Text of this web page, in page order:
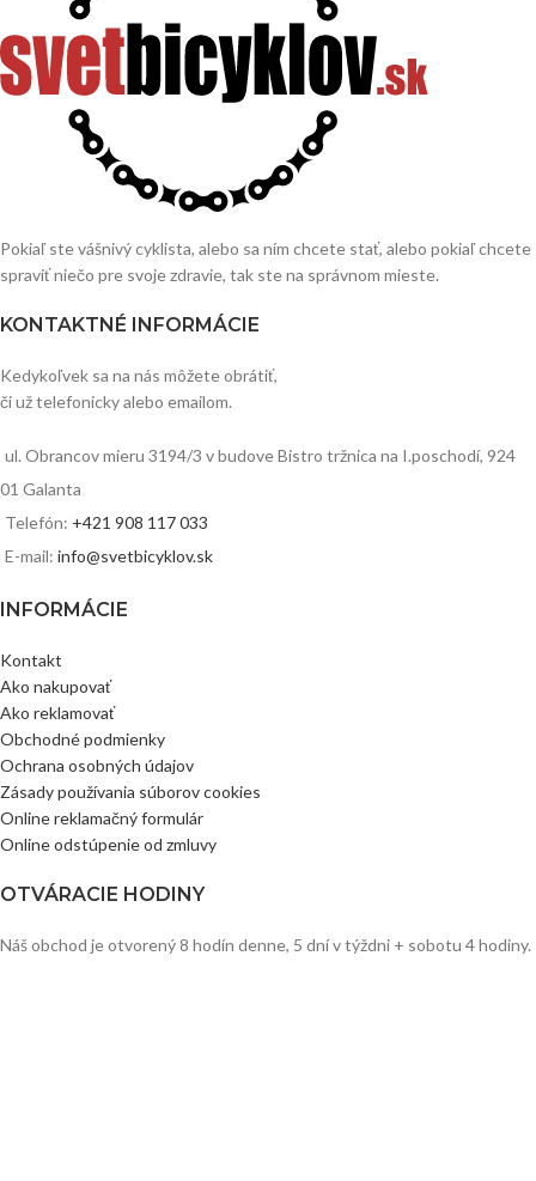
Pokiaľ ste vášnivý cyklista, alebo sa ním chcete stať, alebo pokiaľ chcete
spraviť niečo pre svoje zdravie, tak ste na správnom mieste.
KONTAKTNÉ INFORMÁCIE
Kedykoľvek sa na nás môžete obrátiť,
či už telefonicky alebo emailom.
ul. Obrancov mieru 3194/3 v budove Bistro tržnica na I.poschodí, 924
01 Galanta
Telefón: +421 908 117 033
E-mail: info@svetbicyklov.sk
INFORMÁCIE
Kontakt
Ako nakupovať
Ako reklamovať
Obchodné podmienky
Ochrana osobných údajov
Zásady používania súborov cookies
Online reklamačný formulár
Online odstúpenie od zmluvy
OTVÁRACIE HODINY
Náš obchod je otvorený 8 hodín denne, 5 dní v týždni + sobotu 4 hodiny.